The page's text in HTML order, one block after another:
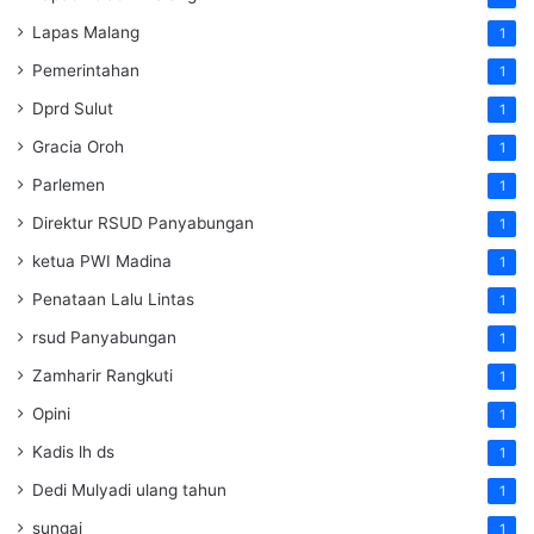
Lapas Malang 1
Pemerintahan 1
Dprd Sulut 1
Gracia Oroh 1
Parlemen 1
Direktur RSUD Panyabungan 1
ketua PWI Madina 1
Penataan Lalu Lintas 1
rsud Panyabungan 1
Zamharir Rangkuti 1
Opini 1
Kadis lh ds 1
Dedi Mulyadi ulang tahun 1
sungai 1